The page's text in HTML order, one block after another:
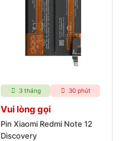
3 tháng 30 phút
Vui lòng gọi
Pin Xiaomi Redmi Note 12
Discovery